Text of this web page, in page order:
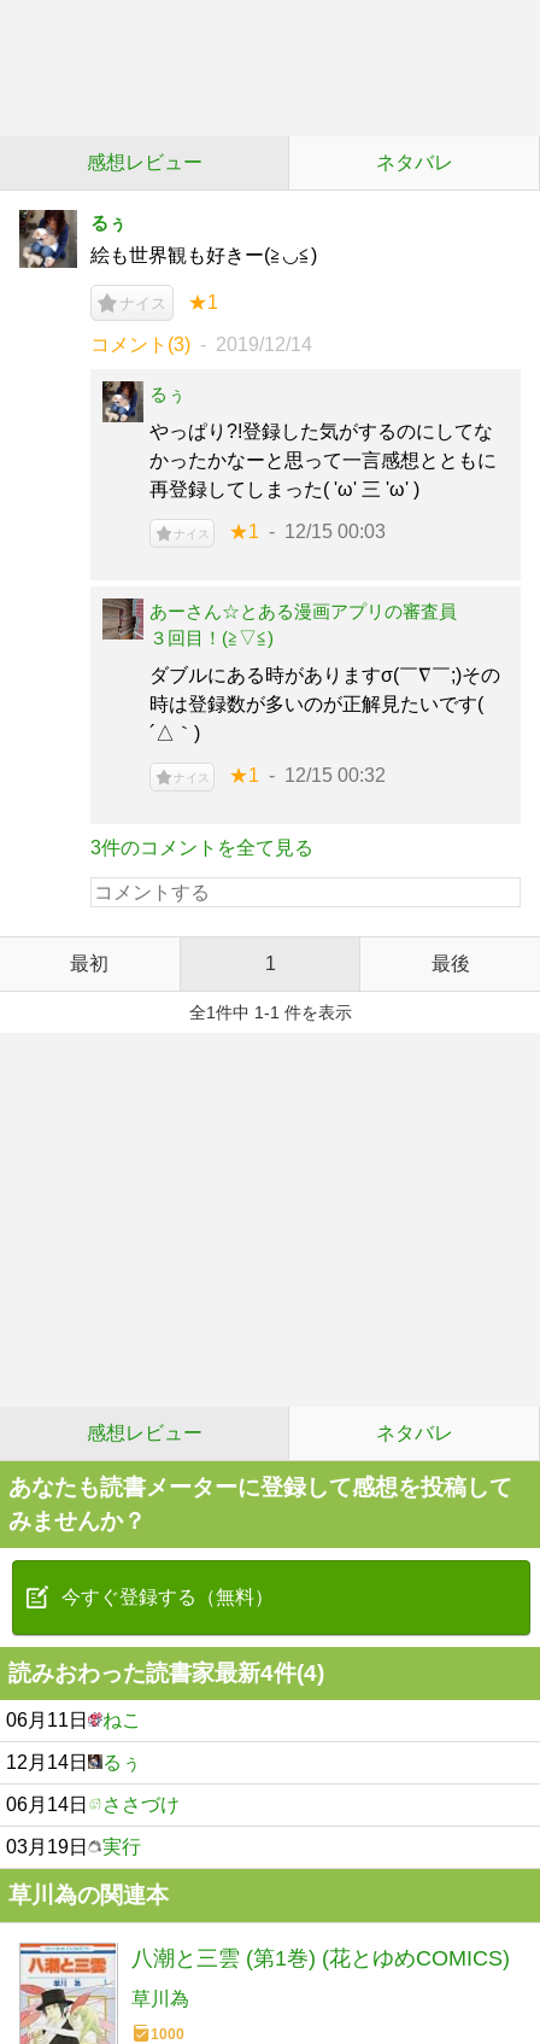
感想レビュー ネタバレ
るぅ
絵も世界観も好きー(≧◡≦)
ナイス ★1
コメント(3) 2019/12/14
るぅ
やっぱり?!登録した気がするのにしてな
かったかなーと思って一言感想とともに
再登録してしまった( 'ω' 三 'ω' )
ナイス ★1 12/15 00:03
あーさん☆とある漫画アプリの審査員
３回目！(⁠≧⁠▽⁠≦⁠)
ダブルにある時がありますσ(￣∇￣;)その
時は登録数が多いのが正解見たいです(
´△｀)
ナイス ★1 12/15 00:32
3件のコメントを全て見る
最初 1 最後
全1件中 1-1 件を表示
感想レビュー ネタバレ
あなたも読書メーターに登録して感想を投稿して
みませんか？
今すぐ登録する（無料）
読みおわった読書家最新4件(4)
06月11日 ねこ
12月14日 るぅ
06月14日 ささづけ
03月19日 実行
草川為の関連本
八潮と三雲 (第1巻) (花とゆめCOMICS)
草川為
1000